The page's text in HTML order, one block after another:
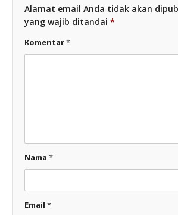
Alamat email Anda tidak akan
yang wajib ditandai *
Komentar*
Nama *
Email *